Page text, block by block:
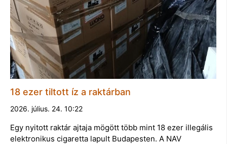
18 ezer tiltott íz a raktárban
2026. július. 24. 10:22
Egy nyitott raktár ajtaja mögött több mint 18 ezer illegális
elektronikus cigaretta lapult Budapesten. A NAV